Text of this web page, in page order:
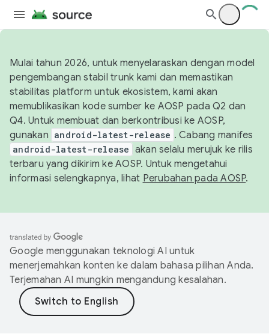
Mulai tahun 2026, untuk menyelaraskan dengan model
pengembangan stabil trunk kami dan memastikan
stabilitas platform untuk ekosistem, kami akan
memublikasikan kode sumber ke AOSP pada Q2 dan
Q4. Untuk membuat dan berkontribusi ke AOSP,
gunakan android-latest-release . Cabang manifes
android-latest-release akan selalu merujuk ke rilis
terbaru yang dikirim ke AOSP. Untuk mengetahui
informasi selengkapnya, lihat Perubahan pada AOSP.
Google menggunakan teknologi AI untuk
menerjemahkan konten ke dalam bahasa pilihan Anda.
Terjemahan AI mungkin mengandung kesalahan.